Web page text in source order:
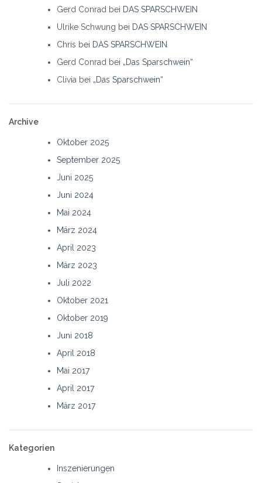
Gerd Conrad bei DAS SPARSCHWEIN
Ulrike Schwung bei DAS SPARSCHWEIN
Chris bei DAS SPARSCHWEIN
Gerd Conrad bei „Das Sparschwein“
Clivia bei „Das Sparschwein“
Archive
Oktober 2025
September 2025
Juni 2025
Juni 2024
Mai 2024
März 2024
April 2023
März 2023
Juli 2022
Oktober 2021
Oktober 2019
Juni 2018
April 2018
Mai 2017
April 2017
März 2017
Kategorien
Inszenierungen